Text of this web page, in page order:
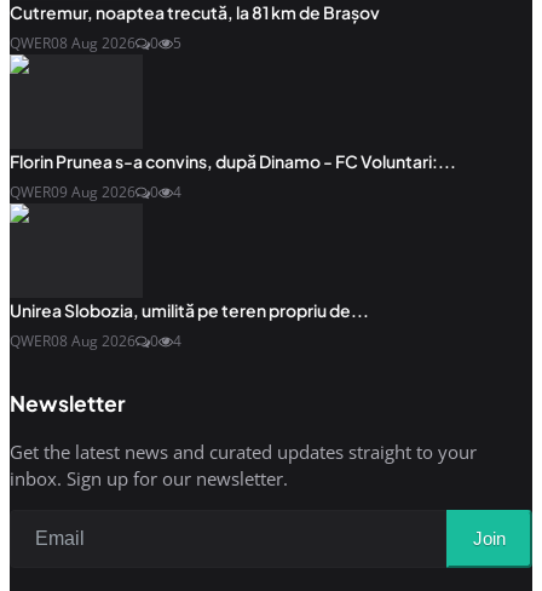
Cutremur, noaptea trecută, la 81 km de Brașov
QWER08 Aug 2026 0 5
Florin Prunea s-a convins, după Dinamo - FC Voluntari:...
QWER09 Aug 2026 0 4
Unirea Slobozia, umilită pe teren propriu de...
QWER08 Aug 2026 0 4
Newsletter
Get the latest news and curated updates straight to your
inbox. Sign up for our newsletter.
Join